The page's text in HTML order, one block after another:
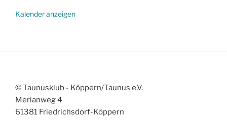
Kalender anzeigen
© Taunusklub - Köppern/Taunus e.V.
Merianweg 4
61381 Friedrichsdorf-Köppern